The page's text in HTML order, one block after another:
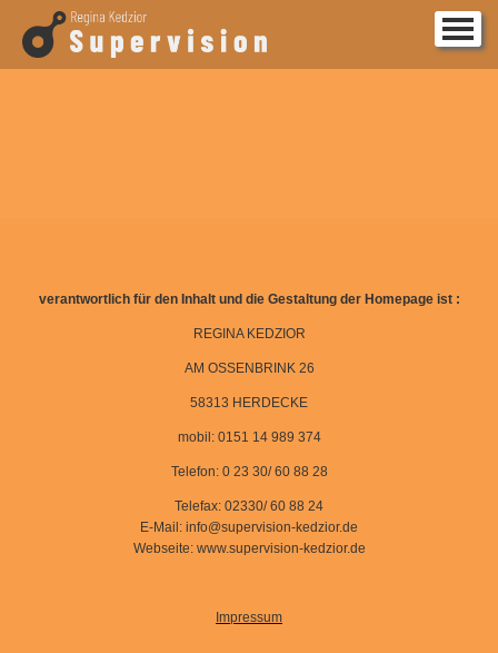
verantwortlich für den Inhalt und die Gestaltung der Homepage ist :
REGINA KEDZIOR
AM OSSENBRINK 26
58313 HERDECKE
mobil: 0151 14 989 374
Telefon: 0 23 30/ 60 88 28
Telefax: 02330/ 60 88 24
E-Mail: info@supervision-kedzior.de
Webseite: www.supervision-kedzior.de
Impressum
STARTSEITE